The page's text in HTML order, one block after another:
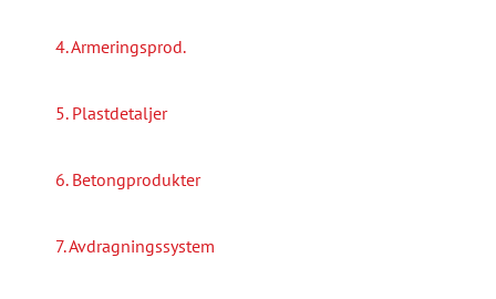
4. Armeringsprod.
5. Plastdetaljer
6. Betongprodukter
7. Avdragningssystem